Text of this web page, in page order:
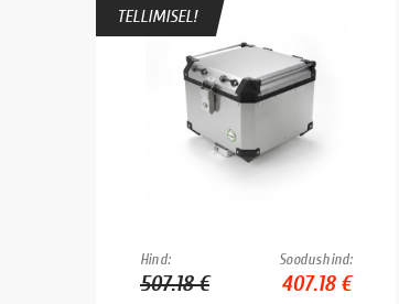
TELLIMISEL!
Hind:
507.18 €
Soodushind:
407.18 €